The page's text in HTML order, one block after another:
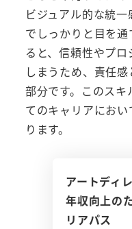
ビジュアル的な統
でしっかりと目を
ると、信頼性やプ
しまうため、責任
部分です。このス
てのキャリアにお
ります。
アートディ
年収向上の
リアパス